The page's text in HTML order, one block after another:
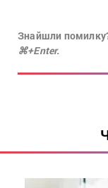
Знайшли помилку?
⌘+Enter.